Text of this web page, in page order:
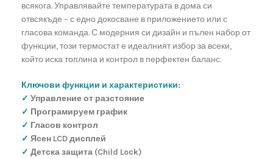
всякога. Управлявайте температурата в дома си
отвсякъде – с едно докосване в приложението или с
гласова команда. С модерния си дизайн и пълен набор от
функции, този термостат е идеалният избор за всеки,
който иска топлина и контрол в перфектен баланс.
Ключови функции и характеристики:
✓ Управление от разстояние
✓ Програмируем график
✓ Гласов контрол
✓ Ясен LCD дисплей
✓ Детска защита (Child Lock)